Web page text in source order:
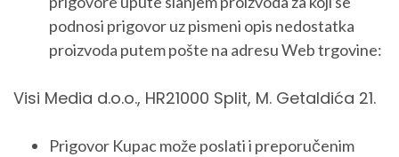
podnosi prigovor uz pismeni opis nedostatka
proizvoda putem pošte na adresu Web trgovine:
Visi Media d.o.o., HR21000 Split, M. Getaldića 21.
Prigovor Kupac može poslati i preporučenim